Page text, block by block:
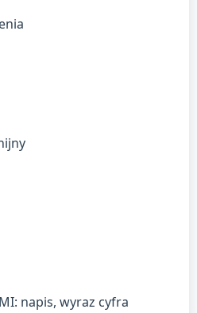
napis, wyraz cyfra